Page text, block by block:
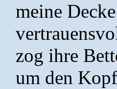
meine
zog ihre
um den